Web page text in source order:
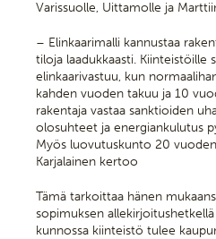
Varissuolle, Uittamolle ja
– Elinkaarimalli kannustaa
tiloja laadukkaasti​. Kiinteistöille
elinkaarivastuu, kun
kahden vuoden takuu ja 10
rakentaja vastaa sanktioiden
olosuhteet ja energiankulutus
Myös luovutuskunto 20
Karjalainen kertoo
Tämä tarkoittaa hänen
sopimuksen
kunnossa kiinteistö tulee